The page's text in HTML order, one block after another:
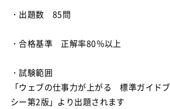
・出題数 85問
・合格基準 正解率80％以上
・試験範囲
「ウェブの仕事力が上がる 標準ガイド
シー第2版」より出題されます